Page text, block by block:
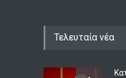
Τελευταία νέα